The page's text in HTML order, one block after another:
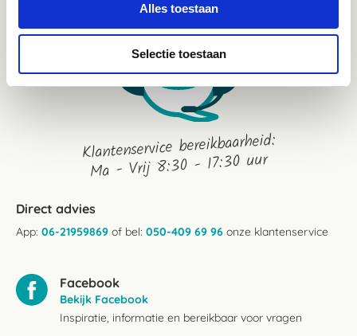
Alles toestaan
Selectie toestaan
Klantenservice bereikbaarheid:
Ma - Vrij 8:30 - 17:30 uur
Direct advies
App: 06-21959869 of bel: 050-409 69 96 onze klantenservice
Facebook
Bekijk Facebook
Inspiratie, informatie en bereikbaar voor vragen